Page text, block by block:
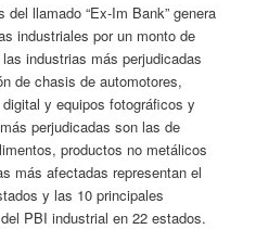
llamado “Ex-Im Bank” genera
industriales por un monto de
industrias más perjudicadas
de chasis de automotores,
y equipos fotográficos y
perjudicadas son las de
productos no metálicos
más afectadas representan el
y las 10 principales
PBI industrial en 22 estados.